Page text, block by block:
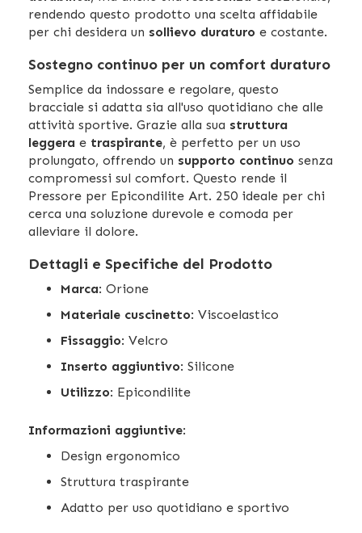
rendendo questo prodotto una scelta affidabile
per chi desidera un sollievo duraturo e costante.
Sostegno continuo per un comfort duraturo
Semplice da indossare e regolare, questo
bracciale si adatta sia all'uso quotidiano che alle
attività sportive. Grazie alla sua struttura
leggera e traspirante, è perfetto per un uso
prolungato, offrendo un supporto continuo senza
compromessi sul comfort. Questo rende il
Pressore per Epicondilite Art. 250 ideale per chi
cerca una soluzione durevole e comoda per
alleviare il dolore.
Dettagli e Specifiche del Prodotto
Marca: Orione
Materiale cuscinetto: Viscoelastico
Fissaggio: Velcro
Inserto aggiuntivo: Silicone
Utilizzo: Epicondilite
Informazioni aggiuntive:
Design ergonomico
Struttura traspirante
Adatto per uso quotidiano e sportivo